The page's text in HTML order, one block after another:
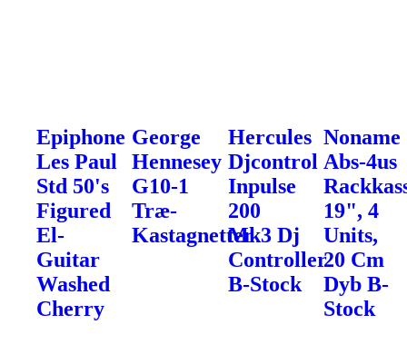
Epiphone
Les Paul
Std 50's
Figured
El-
Guitar
Washed
Cherry
George
Hennesey
G10-1
Træ-
Kastagnetter
Hercules
Djcontrol
Inpulse
200
Mk3 Dj
Controller
B-Stock
Noname
Abs-4us
19", 4
Units,
20 Cm
Dyb B-
Stock